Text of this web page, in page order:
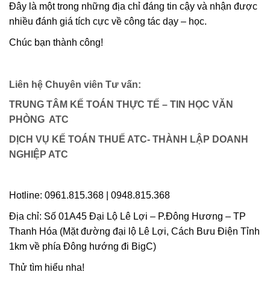
Đây là một trong những địa chỉ đáng tin cậy và nhận được
nhiều đánh giá tích cực về công tác dạy – học.
Chúc bạn thành công!
Liên hệ Chuyên viên Tư vấn:
TRUNG TÂM KẾ TOÁN THỰC TẾ – TIN HỌC VĂN
PHÒNG ATC
DỊCH VỤ KẾ TOÁN THUẾ ATC- THÀNH LẬP DOANH
NGHIỆP ATC
Hotline: 0961.815.368 | 0948.815.368
Địa chỉ: Số 01A45 Đại Lộ Lê Lợi – P.Đông Hương – TP
Thanh Hóa (Mặt đường đại lộ Lê Lợi, Cách Bưu Điện Tỉnh
1km về phía Đông hướng đi BigC)
Thử tìm hiểu nha!